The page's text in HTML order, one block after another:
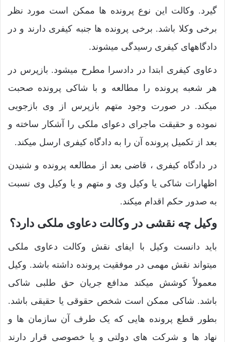
گیرد. وکالت این نوع پرونده ها ممکن است مورد نظر
برخی وکلا باشد. برخی پرونده ها جنبه کیفری دارند و در
دادگاههای کیفری رسیدگی میشوند.
دعاوی کیفری ابتدا در دادسرا مطرح میشود. بازپرس در
هر شعبه پرونده را مطالعه و با شاکی پرونده صحبت
میکند. در صورت وجود متهم بازپرس از وی بازجویی
نموده و حقیقت ماجرای دعوای ملکی را آشکار ساخته و
بعد از تکمیل پرونده آن را به دادگاه کیفری ارسل میکند.
در دادگاه کیفری ، قاضی بعد از مطالعه پرونده و شنیدن
اظهارات شاکی یا وکیل وی و متهم و یا وکیل وی نسبت
به صدور حکم اقدام میکند.
وکیل چه نقشی در وکالت دعاوی ملکی دارد؟
باید دانست وکیل با ایفای نقش وکالت دعاوی ملکی
میتواند نقش مهمی در موفقیت پرونده داشته باشد. وکیل
معمولاً کوشش میکند مدافع جریان حق طلبی شاکی
باشد. شاکی ممکن است شخص حقوقی یا حقیقی باشد.
بطور قطع پرونده هایی که یک طرف آن سازمان ها و
نهاد ها و شرکت های دولتی و یا خصوصی قرار دارند